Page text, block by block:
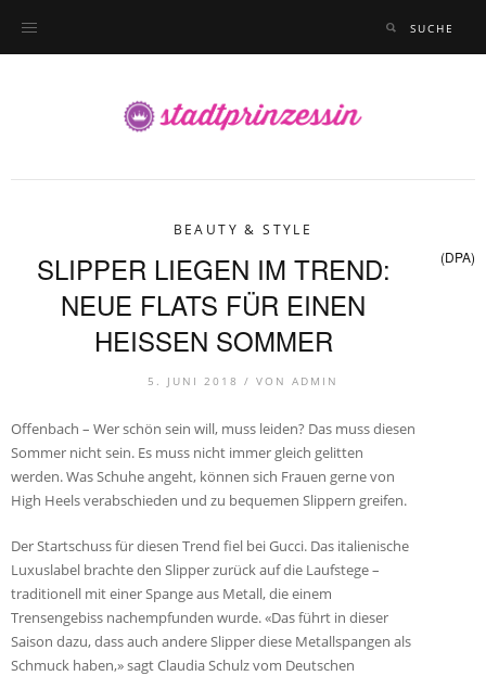
BEAUTY & STYLE
SLIPPER LIEGEN IM TREND:
NEUE FLATS FÜR EINEN
HEISSEN SOMMER
(DPA)
5. JUNI 2018 / VON ADMIN
Offenbach – Wer schön sein will, muss leiden? Das muss diesen
Sommer nicht sein. Es muss nicht immer gleich gelitten
werden. Was Schuhe angeht, können sich Frauen gerne von
High Heels verabschieden und zu bequemen Slippern greifen.
Der Startschuss für diesen Trend fiel bei Gucci. Das italienische
Luxuslabel brachte den Slipper zurück auf die Laufstege –
traditionell mit einer Spange aus Metall, die einem
Trensengebiss nachempfunden wurde. «Das führt in dieser
Saison dazu, dass auch andere Slipper diese Metallspangen als
Schmuck haben,» sagt Claudia Schulz vom Deutschen